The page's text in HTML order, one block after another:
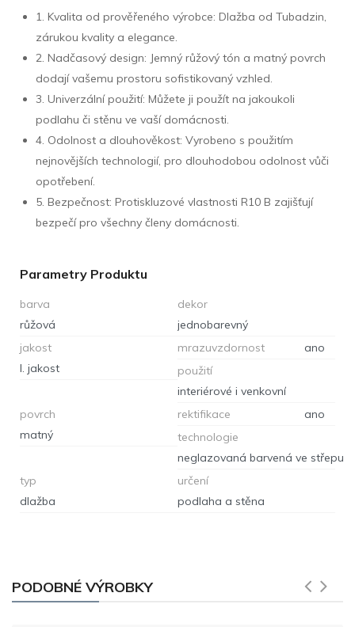
1. Kvalita od prověřeného výrobce: Dlažba od Tubadzin,
zárukou kvality a elegance.
2. Nadčasový design: Jemný růžový tón a matný povrch
dodají vašemu prostoru sofistikovaný vzhled.
3. Univerzální použití: Můžete ji použít na jakoukoli
podlahu či stěnu ve vaší domácnosti.
4. Odolnost a dlouhověkost: Vyrobeno s použitím
nejnovějších technologií, pro dlouhodobou odolnost vůči
opotřebení.
5. Bezpečnost: Protiskluzové vlastnosti R10 B zajišťují
bezpečí pro všechny členy domácnosti.
Parametry Produktu
barva
růžová
dekor
jednobarevný
jakost
I. jakost
mrazuvzdornost
ano
použití
interiérové i venkovní
povrch
matný
rektifikace
ano
technologie
neglazovaná barvená ve střepu
typ
dlažba
určení
podlaha a stěna
PODOBNÉ VÝROBKY